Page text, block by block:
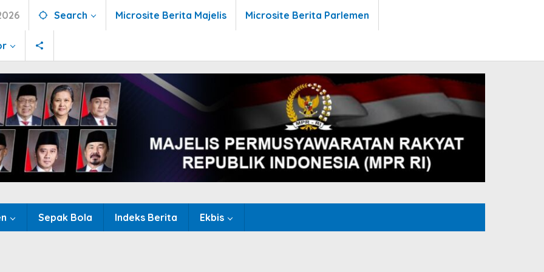
Search Microsite Berita Majelis Microsite Berita Parlemen
Sepak Bola Indeks Berita Ekbis